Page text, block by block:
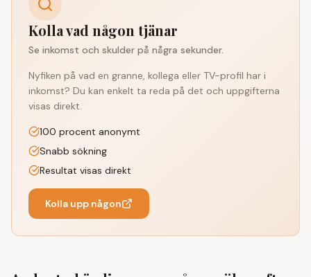
Kolla vad någon tjänar
Se inkomst och skulder på några sekunder.
Nyfiken på vad en granne, kollega eller TV-profil har i
inkomst? Du kan enkelt ta reda på det och uppgifterna
visas direkt.
100 procent anonymt
Snabb sökning
Resultat visas direkt
Kolla upp någon